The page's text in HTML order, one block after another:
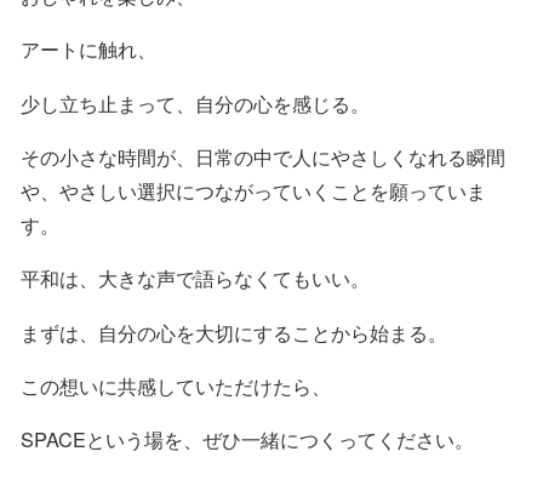
アートに触れ、
少し立ち止まって、自分の心を感じる。
その小さな時間が、日常の中で人にやさしくなれる瞬間
や、やさしい選択につながっていくことを願っていま
す。
平和は、大きな声で語らなくてもいい。
まずは、自分の心を大切にすることから始まる。
この想いに共感していただけたら、
SPACEという場を、ぜひ一緒につくってください。